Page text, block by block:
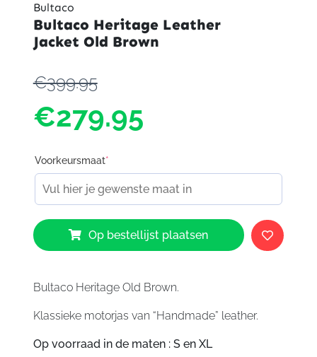
Bultaco
Bultaco Heritage Leather
Jacket Old Brown
€399.95
€279.95
Voorkeursmaat*
Bultaco
Heritage
Leather
Old
aantal
Op bestellijst plaatsen
Bultaco Heritage Old Brown.
Klassieke motorjas van “Handmade” leather.
Op voorraad in de maten : S en XL